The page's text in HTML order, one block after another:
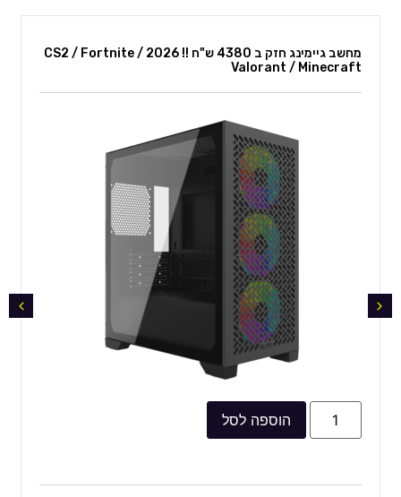
מחשב גיימינג חזק ב 4380 ש"ח !! 2026 CS2 / Fortnite /
Valorant / Minecraft
הוספה לסל